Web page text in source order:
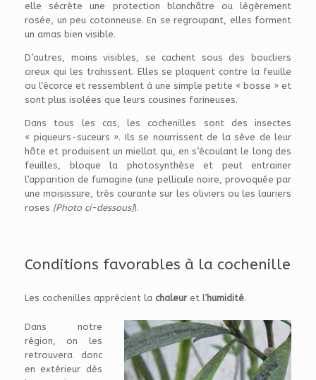
elle sécrète une protection blanchâtre ou légèrement
rosée, un peu cotonneuse. En se regroupant, elles forment
un amas bien visible.
D’autres, moins visibles, se cachent sous des boucliers
cireux qui les trahissent. Elles se plaquent contre la feuille
ou l’écorce et ressemblent à une simple petite « bosse » et
sont plus isolées que leurs cousines farineuses.
Dans tous les cas, les cochenilles sont des insectes
« piqueurs-suceurs ». Ils se nourrissent de la sève de leur
hôte et produisent un miellat qui, en s’écoulant le long des
feuilles, bloque la photosynthèse et peut entrainer
l’apparition de fumagine (une pellicule noire, provoquée par
une moisissure, très courante sur les oliviers ou les lauriers
roses [Photo ci-dessous]).
Conditions favorables à la cochenille
Les cochenilles apprécient la chaleuret l’humidité.
Dans notre
région, on les
retrouvera donc
en extérieur dès